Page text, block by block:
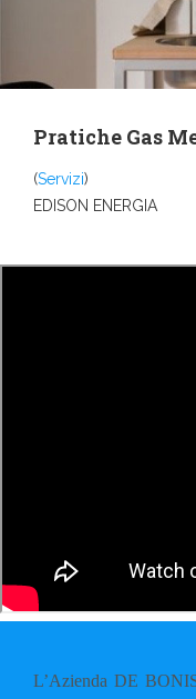
Pratiche Gas
(Servizi)
EDISON ENERGIA
L’Azienda DE